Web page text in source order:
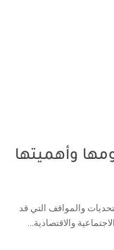
وأهميتها
والمواقف التي قد
والاقتصادية...